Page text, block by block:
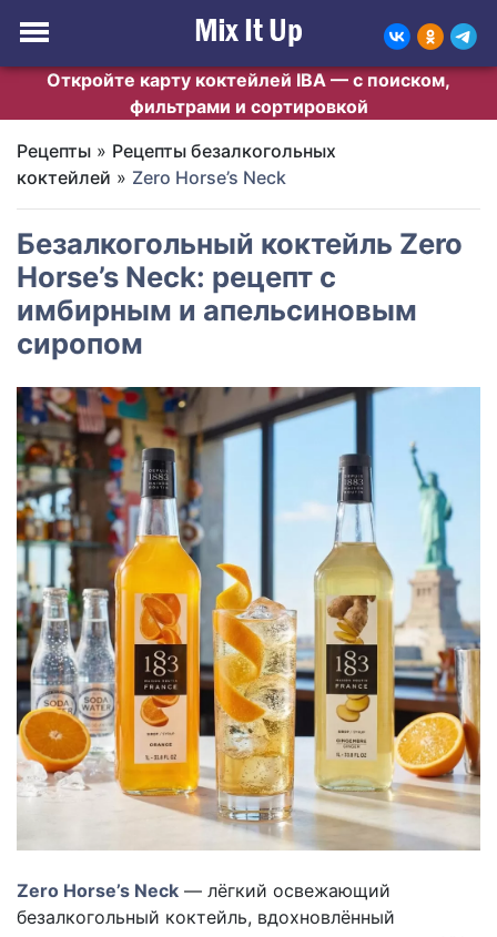
Откройте карту коктейлей IBA — с поиском,
фильтрами и сортировкой
Рецепты » Рецепты безалкогольных
коктейлей » Zero Horse’s Neck
Безалкогольный коктейль Zero
Horse’s Neck: рецепт с
имбирным и апельсиновым
сиропом
Zero Horse’s Neck — лёгкий освежающий
безалкогольный коктейль, вдохновлённый